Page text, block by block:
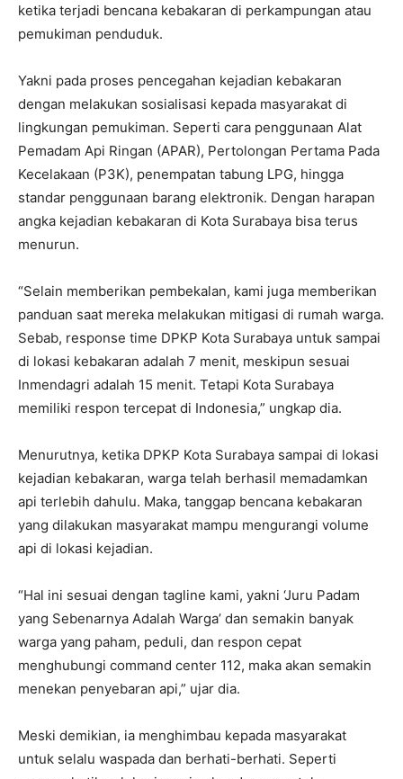
ketika terjadi bencana kebakaran di perkampungan atau
pemukiman penduduk.
Yakni pada proses pencegahan kejadian kebakaran
dengan melakukan sosialisasi kepada masyarakat di
lingkungan pemukiman. Seperti cara penggunaan Alat
Pemadam Api Ringan (APAR), Pertolongan Pertama Pada
Kecelakaan (P3K), penempatan tabung LPG, hingga
standar penggunaan barang elektronik. Dengan harapan
angka kejadian kebakaran di Kota Surabaya bisa terus
menurun.
“Selain memberikan pembekalan, kami juga memberikan
panduan saat mereka melakukan mitigasi di rumah warga.
Sebab, response time DPKP Kota Surabaya untuk sampai
di lokasi kebakaran adalah 7 menit, meskipun sesuai
Inmendagri adalah 15 menit. Tetapi Kota Surabaya
memiliki respon tercepat di Indonesia,” ungkap dia.
Menurutnya, ketika DPKP Kota Surabaya sampai di lokasi
kejadian kebakaran, warga telah berhasil memadamkan
api terlebih dahulu. Maka, tanggap bencana kebakaran
yang dilakukan masyarakat mampu mengurangi volume
api di lokasi kejadian.
“Hal ini sesuai dengan tagline kami, yakni ‘Juru Padam
yang Sebenarnya Adalah Warga’ dan semakin banyak
warga yang paham, peduli, dan respon cepat
menghubungi command center 112, maka akan semakin
menekan penyebaran api,” ujar dia.
Meski demikian, ia menghimbau kepada masyarakat
untuk selalu waspada dan berhati-berhati. Seperti